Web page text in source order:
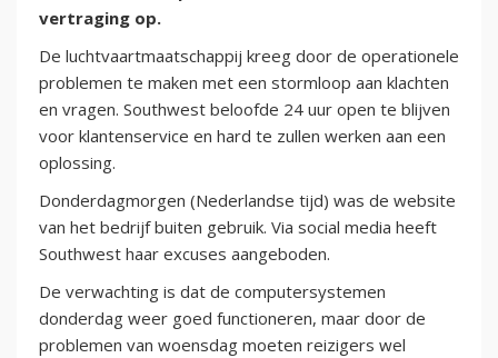
vertraging op.
De luchtvaartmaatschappij kreeg door de operationele
problemen te maken met een stormloop aan klachten
en vragen. Southwest beloofde 24 uur open te blijven
voor klantenservice en hard te zullen werken aan een
oplossing.
Donderdagmorgen (Nederlandse tijd) was de website
van het bedrijf buiten gebruik. Via social media heeft
Southwest haar excuses aangeboden.
De verwachting is dat de computersystemen
donderdag weer goed functioneren, maar door de
problemen van woensdag moeten reizigers wel